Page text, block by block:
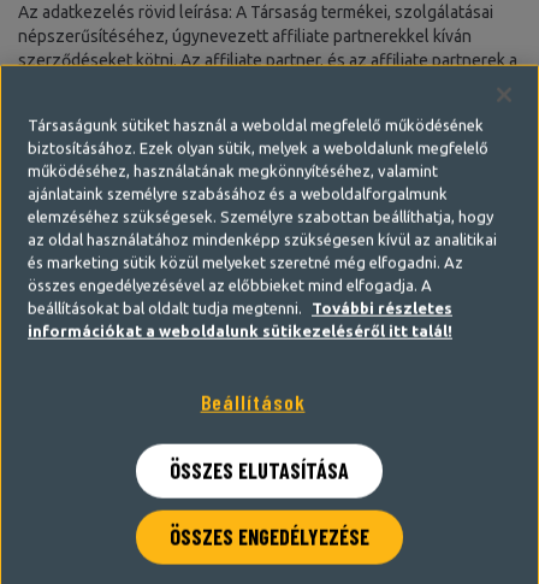
Az adatkezelés rövid leírása: A Társaság termékei, szolgálatásai
népszerűsítéséhez, úgynevezett affiliate partnerekkel kíván
szerződéseket kötni. Az affiliate partner, és az affiliate partnerek a
weboldalra. Ezt követően a Társaság előszűrést végez, ami alapján
eldönti, mely érintettekkel kíván szerződést kötni. A kiválasztott
érintettekkel a szerződés időtartama alatt pénzügyi elszámolás és
annak nyilvántartása történik a weboldalon.
Az adatkezelés célja:
Regisztrációs folyamat biztosítása a weboldalon az érintettek
számára. (a továbbiakban: 1. sz. adatkezelési cél)
Felhasználói tevékenység naplózása. (a továbbiakban: 2. sz.
Érintettekkel történő elszámolás nyilvántartása (a továbbiakban: 4.
sz. adatkezelési cél)
A kezelt személyes adatok köre:
1.sz. adatkezelési cél vonatkozásában: felhasználónév, jelszó,
érintett weboldala/közösségi oldalának URL címe, e-mail cím, ÁSZF,
Társaságunk sütiket használ a weboldal megfelelő működésének
biztosításához. Ezek olyan sütik, melyek a weboldalunk megfelelő
működéséhez, használatának megkönnyítéséhez, valamint
ajánlataink személyre szabásához és a weboldalforgalmunk
elemzéséhez szükségesek. Személyre szabottan beállíthatja, hogy
az oldal használatához mindenképp szükségesen kívül az analitikai
és marketing sütik közül melyeket szeretné még elfogadni. Az
összes engedélyezésével az előbbieket mind elfogadja. A
beállításokat bal oldalt tudja megtenni.
További részletes
információkat a weboldalunk sütikezeléséről itt talál!
Beállítások
ÖSSZES ELUTASÍTÁSA
ÖSSZES ENGEDÉLYEZÉSE